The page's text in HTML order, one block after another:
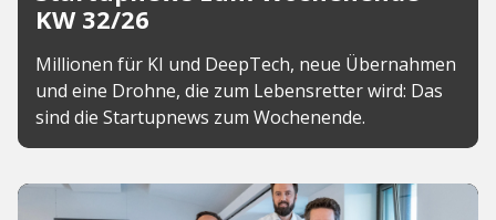
KW 32/26
Millionen für KI und DeepTech, neue Übernahmen
und eine Drohne, die zum Lebensretter wird: Das
sind die Startupnews zum Wochenende.